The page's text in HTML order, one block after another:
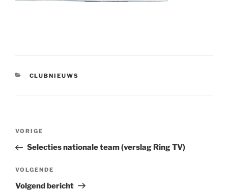
CATEGORIEËN
CLUBNIEUWS
Bericht
Vorig
bericht
VORIGE
Selecties nationale team (verslag Ring TV)
Volgend
bericht
VOLGENDE
Volgend bericht